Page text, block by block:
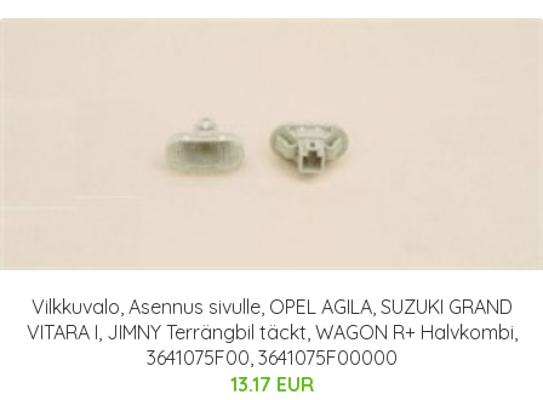
Vilkkuvalo, Asennus sivulle, OPEL AGILA, SUZUKI GRAND
VITARA I, JIMNY Terrängbil täckt, WAGON R+ Halvkombi,
3641075F00, 3641075F00000
13.17 EUR